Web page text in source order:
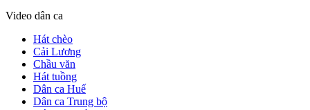
Video dân ca
Hát chèo
Cải Lương
Chầu văn
Hát tuồng
Dân ca Huế
Dân ca Trung bộ